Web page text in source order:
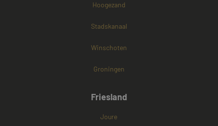
Hoogezand
Stadskanaal
Winschoten
Groningen
Friesland
Joure